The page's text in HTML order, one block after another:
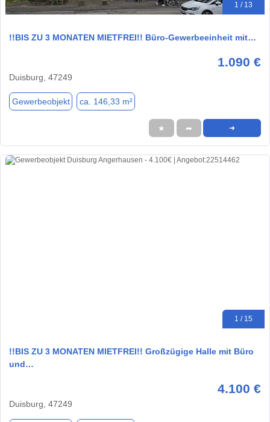
1 / 13
!!BIS ZU 3 MONATEN MIETFREI!! Büro-Gewerbeeinheit mit…
1.090 €
Duisburg, 47249
Gewerbeobjekt ca. 146,33 m²
★ ➦ ➜
1 / 15
!!BIS ZU 3 MONATEN MIETFREI!! Großzügige Halle mit Büro
und…
4.100 €
Duisburg, 47249